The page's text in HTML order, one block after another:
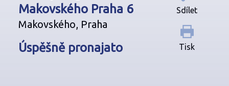
Makovského Praha 6
Makovského, Praha
Úspěšně pronajato
Sdílet
Tisk